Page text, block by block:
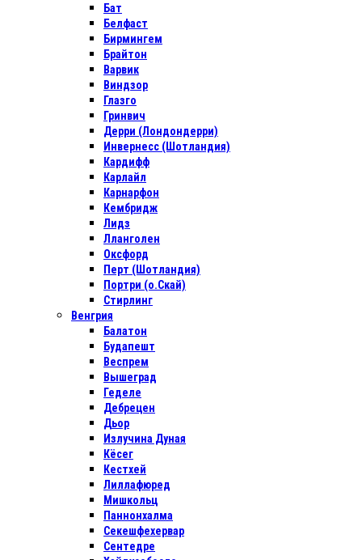
Бат
Белфаст
Бирмингем
Брайтон
Варвик
Виндзор
Глазго
Гринвич
Дерри (Лондондерри)
Инвернесс (Шотландия)
Кардифф
Карлайл
Карнарфон
Кембридж
Лидз
Лланголен
Оксфорд
Перт (Шотландия)
Портри (о.Скай)
Стирлинг
Венгрия
Балатон
Будапешт
Веспрем
Вышеград
Геделе
Дебрецен
Дьор
Излучина Дуная
Кёсег
Кестхей
Лиллафюред
Мишкольц
Паннонхалма
Секешфехервар
Сентедре